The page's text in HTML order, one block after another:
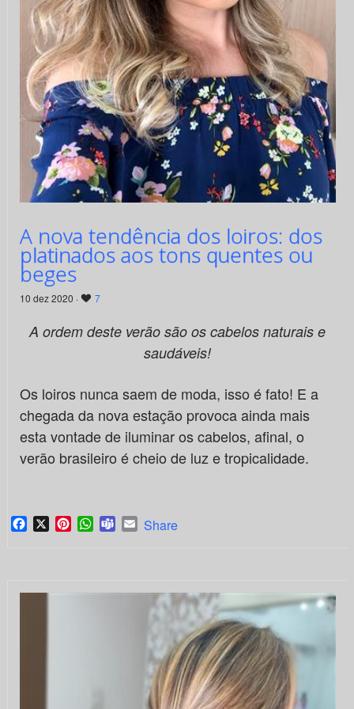
A nova tendência dos loiros: dos
platinados aos tons quentes ou
beges
10 dez 2020 · 7
A ordem deste verão são os cabelos naturais e
saudáveis!
Os loiros nunca saem de moda, isso é fato! E a
chegada da nova estação provoca ainda mais
esta vontade de iluminar os cabelos, afinal, o
verão brasileiro é cheio de luz e tropicalidade.
Facebook
X PinterestWhatsApp
TeamsEmail
Share